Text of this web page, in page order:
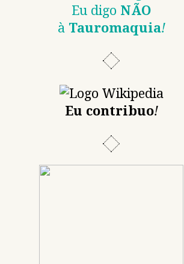
Eu digo NÃO
à Tauromaquia!
Eu contribuo!